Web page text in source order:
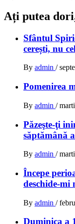
Ați putea
Sfântul
cerești, nu
By admin /
Pomenirea
By admin /
Păzeşte-ţi
săptămână
By admin /
Începe
deschide-mi
By admin /
Duminica a